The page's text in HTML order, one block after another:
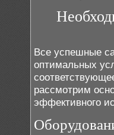
Все успешные
оптимальных
рассмотрим
эффективного